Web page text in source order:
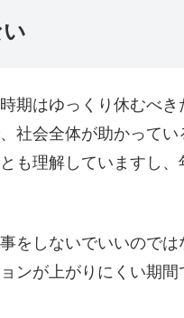
期はゆっくり休むべき
社会全体が助かってい
も理解していますし、
をしないでいいのでは
ンが上がりにくい期間